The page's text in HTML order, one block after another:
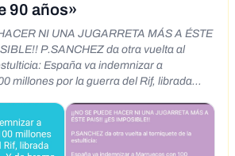
90 años»
NI UNA JUGARRETA MÁS A ÉSTE
P.SANCHEZ da otra vuelta al
España va indemnizar a
millones por la guerra del Rif, librada
de España la organización
sin frontera' y ha acordado
con 2000 euros a los bisnietos